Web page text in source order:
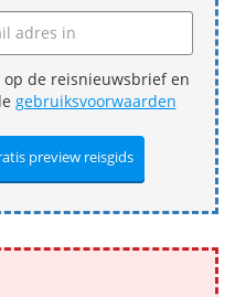
de reisnieuwsbrief en
gebruiksvoorwaarden